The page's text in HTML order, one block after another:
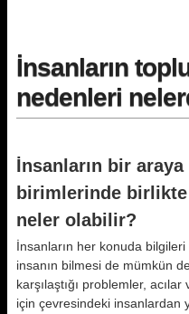
İnsanların
nedenleri
İnsanların bir
birimlerinde birlikte
neler olabilir?
İnsanların her konuda
insanın bilmesi de mümkün
karşılaştığı problemler,
için çevresindeki insanlardan